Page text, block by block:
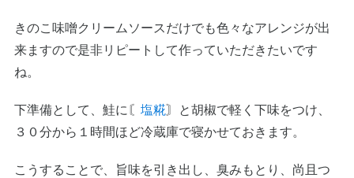
きのこ味噌クリームソースだけでも色々なアレンジが出
来ますので是非リピートして作っていただきたいです
ね。
下準備として、鮭に〘 塩糀〙と胡椒で軽く下味をつけ、
３０分から１時間ほど冷蔵庫で寝かせておきます。
こうすることで、旨味を引き出し、臭みもとり、尚且つ